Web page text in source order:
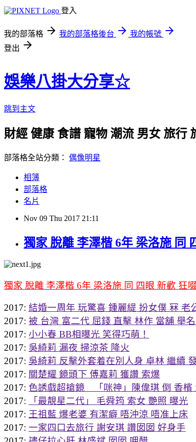
登入
我的部落格 我的部落格後台
我的帳號
登出
娛樂八掛大分享☆
跳到主文
財經 健康 食譜 寵物 潮流 男女 旅行
部落格全站分類： 偶像明星
相簿
部落格
名片
Nov 09 Thu 2017 21:11
獨家 脫離 李澤楷 6年 梁洛施 同
獨家 脫離 李澤楷 6年 梁洛施 同 四眼 新歡 狂
2017: 結婚一周年 玩驚喜 鍾麗緹 扮女僕 冧 老
2017: 被 台灣 富二代 屈錢 直擊 林作 當舖 舉
2017: 小小春 BB相曝光 笑得巧萌！
2017: 吳綺莉 漏夜 掃涼茶 降火
2017: 吳綺莉 反擊外套着在別人身 卓林 繼續
2017: 關楚耀 鏡頭下 傅嘉莉 獲讚 索爆
2017: 色誘戲超搶鏡 「咪神」陳偉琪 倒 香檳
2017:
「最靚星二代」 毛舜筠 索女 艷照 曝光
2017: 王祖藍 爆老婆 有潔癖 唔沖涼 唔准上床
2017: 一家四口去旅行 謝安琪 讚囡囡 好身手